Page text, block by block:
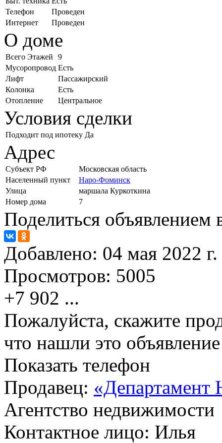
Телефон
Проведен
Интернет
Проведен
О доме
Всего Этажей
9
Мусоропровод Есть
Лифт
Пассажирский
Колонка
Есть
Отопление
Центральное
Условия сделки
Подходит под ипотеку Да
Адрес
Субъект РФ
Московская область
Населенный пункт
Наро-Фоминск
Улица
маршала Куркоткина
Номер дома
7
Поделиться объявлением
Добавлено: 04 мая 2022 г.
Просмотров: 5005
+7 902 ...
Пожалуйста, скажите
что нашли это
Показать телефон
Продавец: «Департамент
Агентство недвижимости
Контактное лицо: Илья